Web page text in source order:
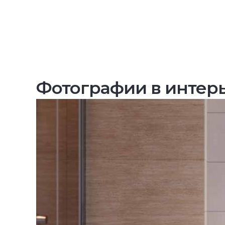
Фотографии в